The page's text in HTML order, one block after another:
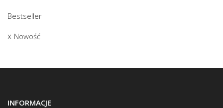
Bestseller
Nowość
INFORMACJE